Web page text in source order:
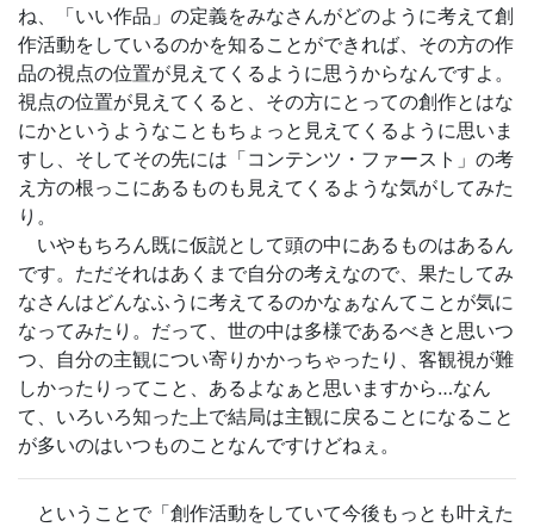
ね、「いい作品」の定義をみなさんがどのように考えて創
作活動をしているのかを知ることができれば、その方の作
品の視点の位置が見えてくるように思うからなんですよ。
視点の位置が見えてくると、その方にとっての創作とはな
にかというようなこともちょっと見えてくるように思いま
すし、そしてその先には「コンテンツ・ファースト」の考
え方の根っこにあるものも見えてくるような気がしてみた
り。
いやもちろん既に仮説として頭の中にあるものはあるん
です。ただそれはあくまで自分の考えなので、果たしてみ
なさんはどんなふうに考えてるのかなぁなんてことが気に
なってみたり。だって、世の中は多様であるべきと思いつ
つ、自分の主観につい寄りかかっちゃったり、客観視が難
しかったりってこと、あるよなぁと思いますから…なん
て、いろいろ知った上で結局は主観に戻ることになること
が多いのはいつものことなんですけどねぇ。
ということで「創作活動をしていて今後もっとも叶えた